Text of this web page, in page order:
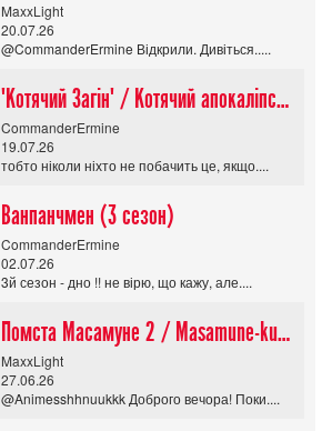
MaxxLight
20.07.26
@CommanderErmine Відкрили. Дивіться.....
"Котячий Загін" / Котячий апокаліпсис / Cat Shit One
CommanderErmine
19.07.26
тобто ніколи ніхто не побачить це, якщо....
Ванпанчмен (3 сезон)
CommanderErmine
02.07.26
3й сезон - дно !! не вірю, що кажу, але....
Помста Масамуне 2 / Masamune-kun no Revenge R
MaxxLight
27.06.26
@Animesshhnuukkk Доброго вечора! Поки....